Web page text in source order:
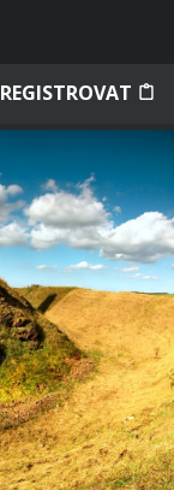
REGISTROVAT